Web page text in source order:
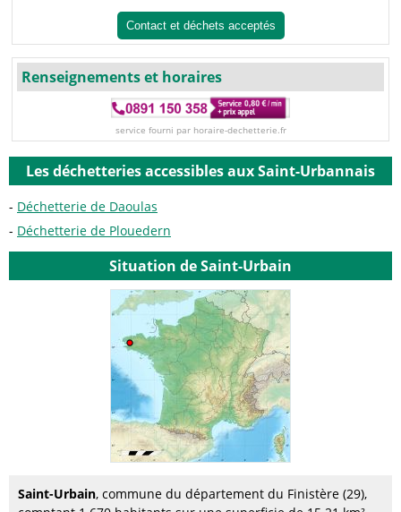
Contact et déchets acceptés
Renseignements et horaires
service fourni par horaire-dechetterie.fr
Les déchetteries accessibles aux Saint-Urbannais
Déchetterie de Daoulas
Déchetterie de Plouedern
Situation de Saint-Urbain
Saint-Urbain, commune du département du Finistère (29),